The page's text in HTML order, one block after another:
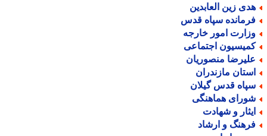
زین العابدین
سپاه قدس
امور خارجه
اجتماعی
منصوریان
مازندران
قدس گیلان
هماهنگی
و شهادت
و ارشاد